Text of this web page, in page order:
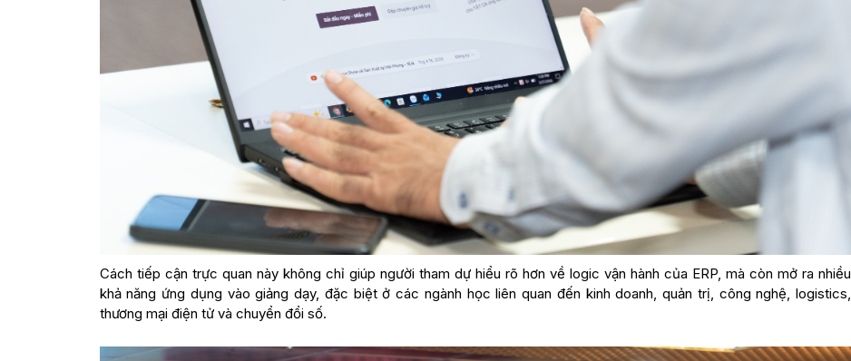
Cách tiếp cận trực quan này không chỉ giúp người tham dự hiểu rõ hơn về logic vận hành của ERP, mà còn mở ra nhiều
khả năng ứng dụng vào giảng dạy, đặc biệt ở các ngành học liên quan đến kinh doanh, quản trị, công nghệ, logistics,
thương mại điện tử và chuyển đổi số.